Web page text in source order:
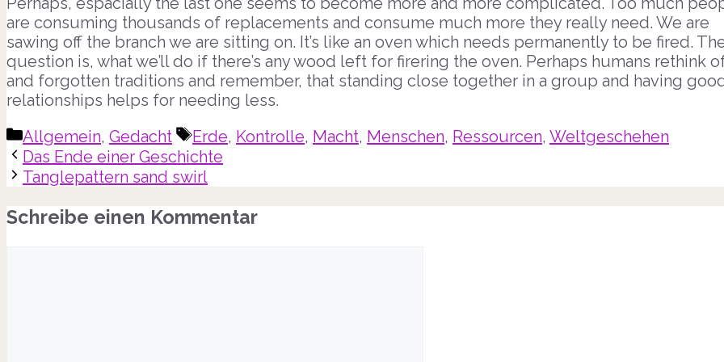
are consuming thousands of replacements and consume much more they really need. We are
sawing off the branch we are sitting on. It’s like an oven which needs permanently to be fired.
question is, what we’ll do if there’s any wood left for firering the oven. Perhaps humans rethink
and forgotten traditions and remember, that standing close together in a group and having
relationships helps for needing less.
Kategorien
Allgemein, Gedacht Schlagwörter
Erde, Kontrolle, Macht, Menschen, Ressourcen, Weltgeschehen
Das Ende einer Geschichte
Tanglepattern sand swirl
Schreibe einen Kommentar